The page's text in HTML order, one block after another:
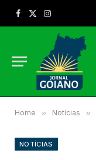
Facebook
X
Instagram
Home » Notícias »
NOTÍCIAS